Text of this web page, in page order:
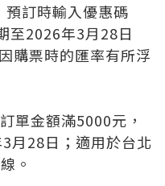
預訂時輸入優惠碼
至2026年3月28日
購票時的匯率有所浮
訂單金額滿5000元，
月28日；適用於台北
。